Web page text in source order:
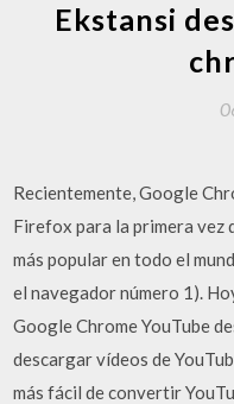
Ekstansi
Recientemente, Google
Firefox para la primera vez
más popular en todo el
el navegador número 1).
Google Chrome YouTube
descargar vídeos de
más fácil de convertir